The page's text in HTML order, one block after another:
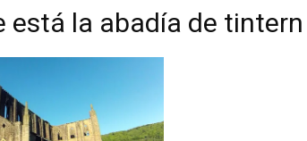
está la abadía de tintern